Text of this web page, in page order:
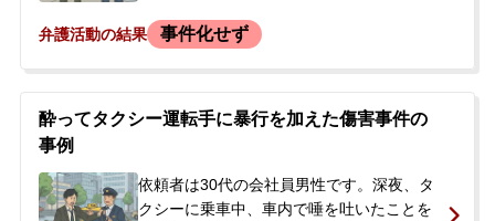
を負わせてしまいました。そのまま警察署
と示談をすれば被害届は取り下げると言っ
ている」と促され、被害者の連絡先を教え
謝罪したところ、当初1000万円、その後
1200万円という法外な示談金を要求されま
弁護活動の結果 事件化せず
酔ってタクシー運転手に暴行を加えた傷害事件の
事例
依頼者は30代の会社員男性です。深夜、タ
クシーに乗車中、車内で唾を吐いたことを